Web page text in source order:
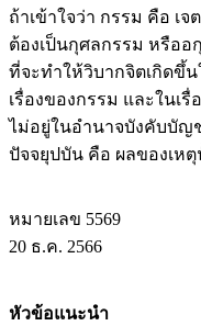
ถ้าเข้าใจว่า กรรม คือ เ
ต้องเป็นกุศลกรรม หรืออ
ที่จะทำให้วิบากจิตเกิดขึ้
เรื่องของกรรม และในเ
ไม่อยู่ในอำนาจบังคับบัญช
ปัจจยุปบัน คือ ผลของเห
หมายเลข 5569
20 ธ.ค. 2566
หัวข้อแนะนำ